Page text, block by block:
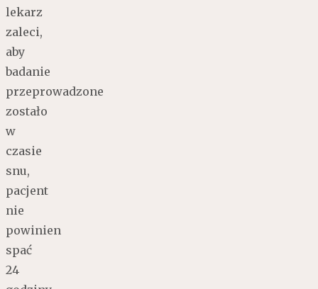
lekarz
zaleci,
aby
badanie
przeprowadzone
zostało
w
czasie
snu,
pacjent
nie
powinien
spać
24